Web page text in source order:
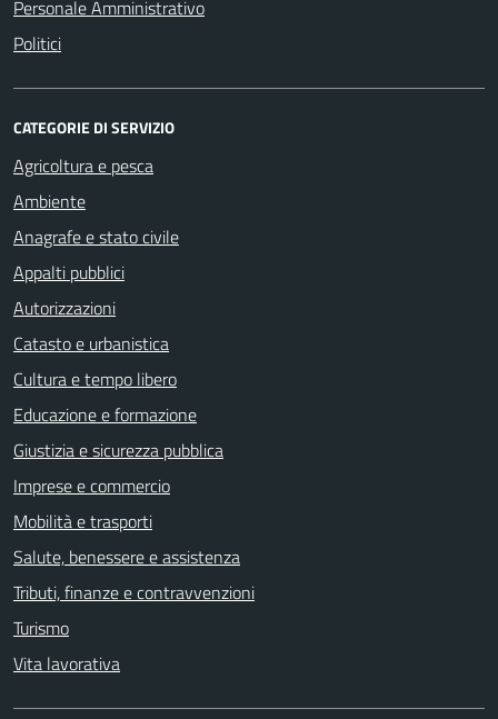
Personale Amministrativo
Politici
CATEGORIE DI SERVIZIO
Agricoltura e pesca
Ambiente
Anagrafe e stato civile
Appalti pubblici
Autorizzazioni
Catasto e urbanistica
Cultura e tempo libero
Educazione e formazione
Giustizia e sicurezza pubblica
Imprese e commercio
Mobilità e trasporti
Salute, benessere e assistenza
Tributi, finanze e contravvenzioni
Turismo
Vita lavorativa